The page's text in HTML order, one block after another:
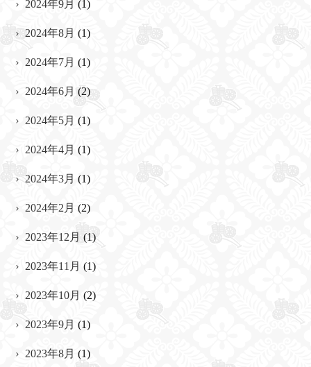
2024年9月 (1)
2024年8月 (1)
2024年7月 (1)
2024年6月 (2)
2024年5月 (1)
2024年4月 (1)
2024年3月 (1)
2024年2月 (2)
2023年12月 (1)
2023年11月 (1)
2023年10月 (2)
2023年9月 (1)
2023年8月 (1)